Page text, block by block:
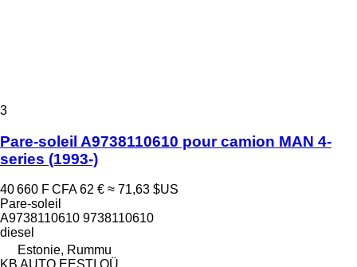
3
Pare-soleil A9738110610 pour camion MAN 4-
series (1993-)
40 660 F CFA 62 € ≈ 71,63 $US
Pare-soleil
A9738110610 9738110610
diesel
Estonie, Rummu